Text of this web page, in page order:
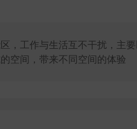
，工作与生活互不干扰，主
空间，带来不同空间的体验